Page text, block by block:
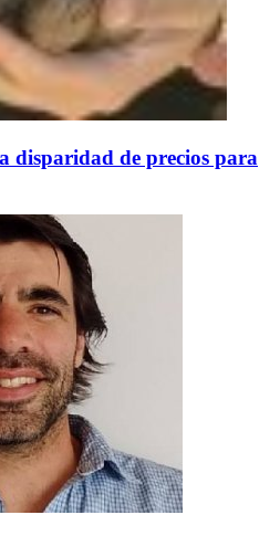
disparidad de precios para